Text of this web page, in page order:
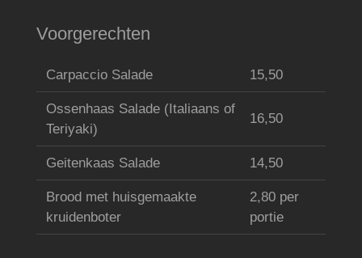
Voorgerechten
Carpaccio Salade 15,50
Ossenhaas Salade (Italiaans of
Teriyaki)
16,50
Geitenkaas Salade 14,50
Brood met huisgemaakte
kruidenboter
2,80 per
portie